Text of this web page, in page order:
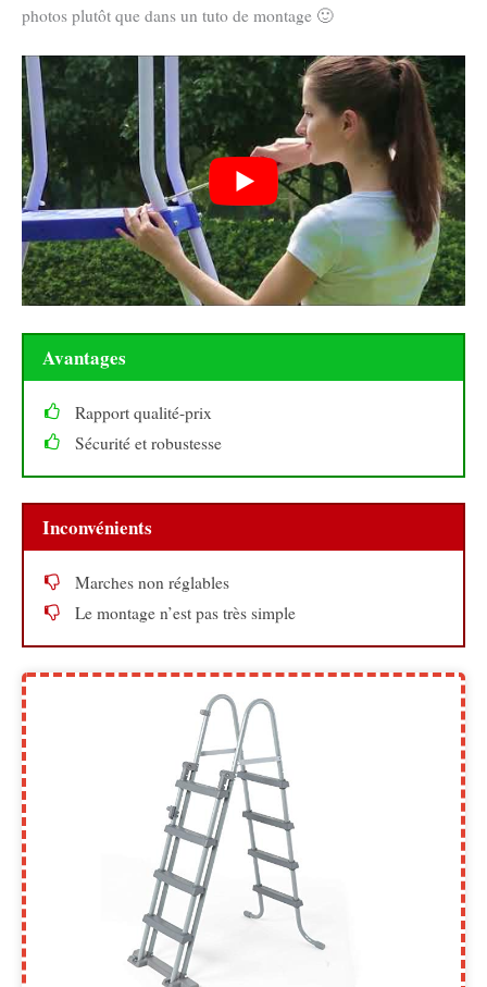
photos plutôt que dans un tuto de montage 🙂
Avantages
Rapport qualité-prix
Sécurité et robustesse
Inconvénients
Marches non réglables
Le montage n’est pas très simple